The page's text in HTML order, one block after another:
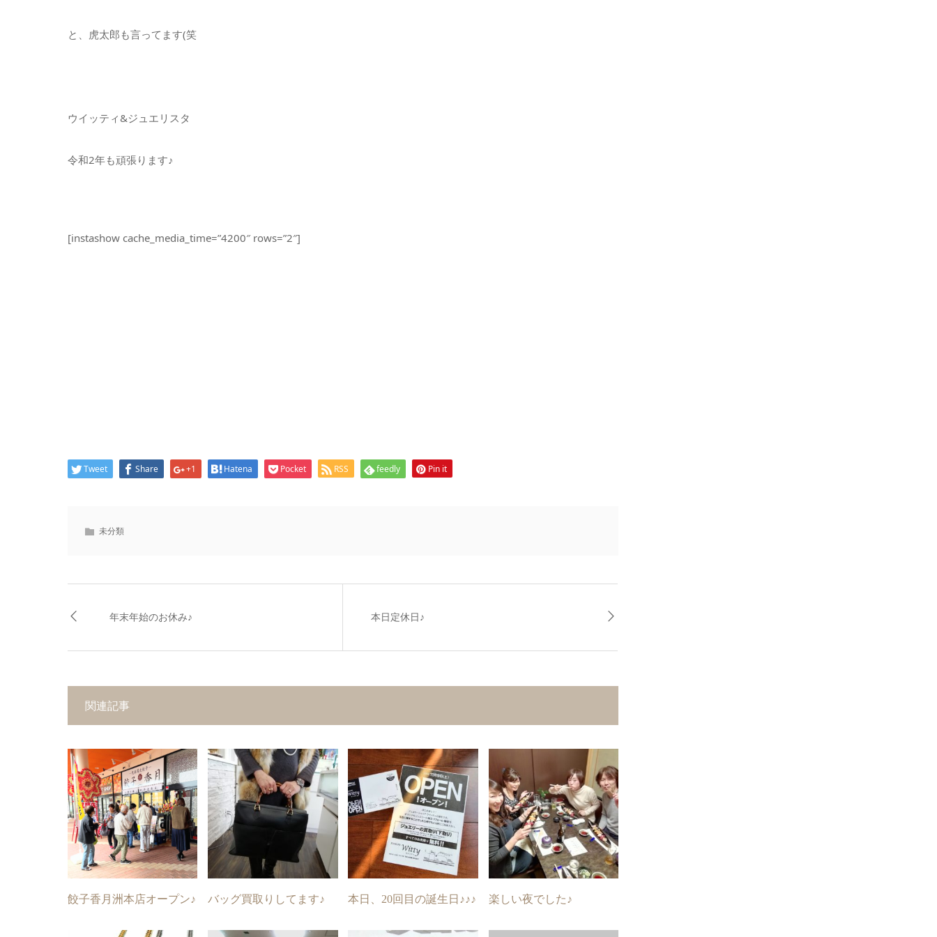
と、虎太郎も言ってます(笑
ウイッティ&ジュエリスタ
令和2年も頑張ります♪
[instashow cache_media_time=”4200″ rows=”2″]
Tweet Share +1 Hatena Pocket RSS feedly Pin it
未分類
年末年始のお休み♪ 本日定休日♪
関連記事
餃子香月洲本店オープン♪ バッグ買取りしてます♪ 本日、20回目の誕生日♪♪♪ 楽しい夜でした♪